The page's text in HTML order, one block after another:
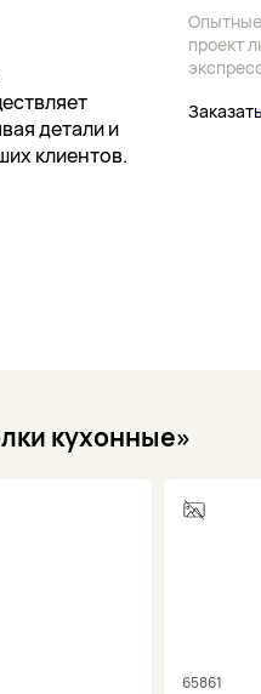
детали и
клиентов.
проект
Заказать
кухонные»
65861